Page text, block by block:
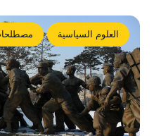
العلوم السياسية